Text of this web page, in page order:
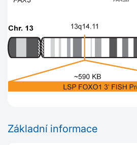
Základní informace